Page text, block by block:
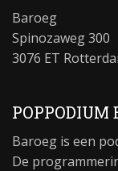
Baroeg
Spinozaweg 300
3076 ET
POPPODIUM
Baroeg is een
De